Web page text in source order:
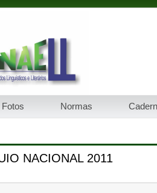
Fotos Normas
NACIONAL 2011